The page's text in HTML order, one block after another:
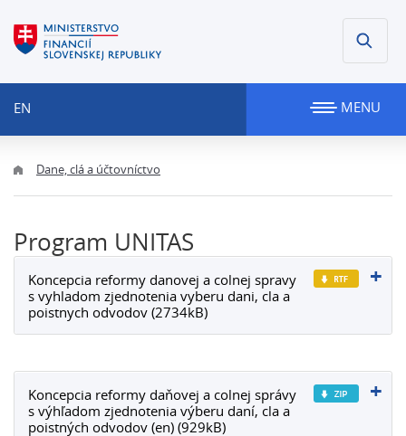
EN MENU
Dane, clá a účtovníctvo
Program UNITAS
Koncepcia reformy danovej a colnej spravy
s vyhladom zjednotenia vyberu dani, cla a
poistnych odvodov (2734kB)
Koncepcia reformy daňovej a colnej správy
s výhľadom zjednotenia výberu daní, cla a
poistných odvodov (en) (929kB)